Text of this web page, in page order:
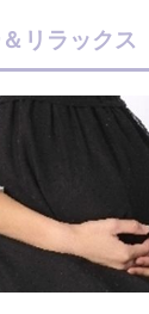
リラックス